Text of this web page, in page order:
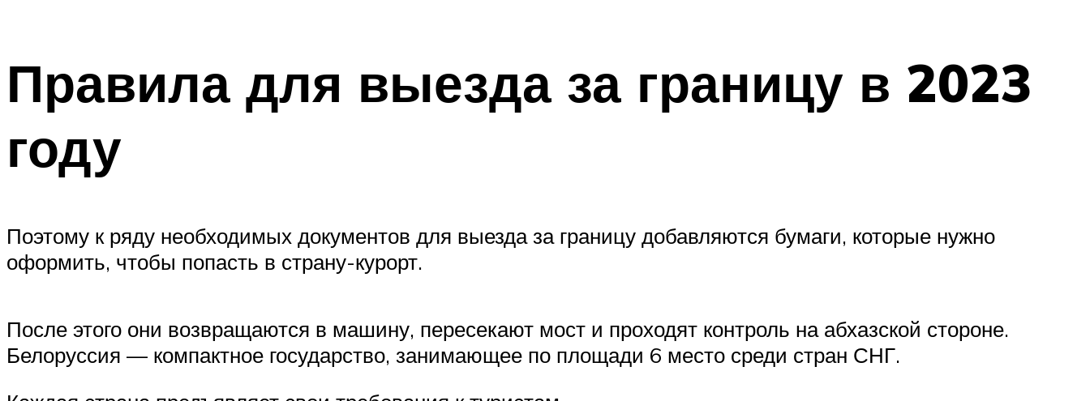
Правила для выезда за границу в 2023
году
Поэтому к ряду необходимых документов для выезда за границу добавляются бумаги, которые нужно
оформить, чтобы попасть в страну-курорт.
После этого они возвращаются в машину, пересекают мост и проходят контроль на абхазской стороне.
Белоруссия — компактное государство, занимающее по площади 6 место среди стран СНГ.